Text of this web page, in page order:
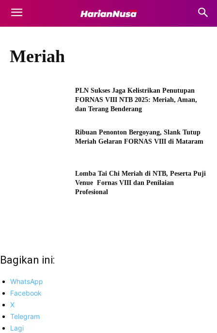
Meriah
PLN Sukses Jaga Kelistrikan Penutupan
FORNAS VIII NTB 2025: Meriah, Aman,
dan Terang Benderang
Ribuan Penonton Bergoyang, Slank Tutup
Meriah Gelaran FORNAS VIII di Mataram
Lomba Tai Chi Meriah di NTB, Peserta Puji
Venue Fornas VIII dan Penilaian
Profesional
Bagikan ini:
WhatsApp
Facebook
X
Telegram
Lagi